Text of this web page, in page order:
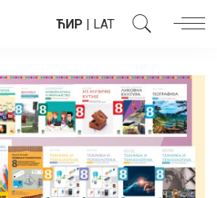
ЋИР | LAT